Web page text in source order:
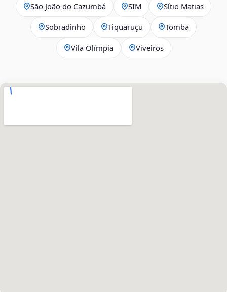
São João do Cazumbá SIM Sítio Matias
Sobradinho Tiquaruçu Tomba
Vila Olímpia Viveiros